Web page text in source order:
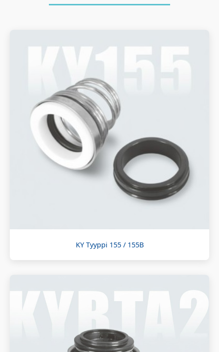
KY Tyyppi 155 / 155B